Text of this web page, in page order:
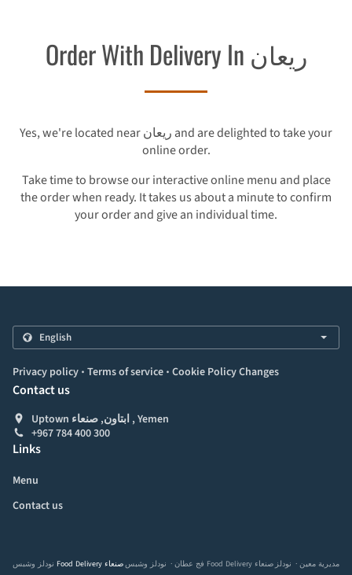
Order With Delivery In ريعان
Yes, we're located near ريعان and are delighted to take your
online order.
Take time to browse our interactive online menu and place
the order when ready. It takes us about a minute to confirm
your order and give an individual time.
Privacy policy . Terms of service . Cookie Policy Changes
Contact us
Uptown ابتاون, صنعاء , Yemen
+967 784 400 300
Links
Menu
Contact us
نودلز وشبس Food Delivery صنعاء‎ فج عطان . نودلز وشبس Food Delivery صنعاء‎ مديرية معين . نودلز